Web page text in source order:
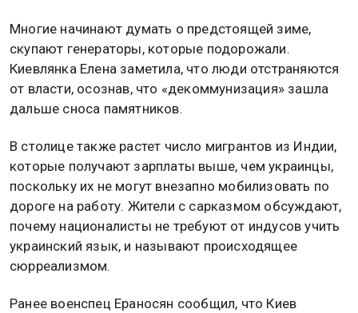
Многие начинают думать о предстоящей зиме,
скупают генераторы, которые подорожали.
Киевлянка Елена заметила, что люди отстраняются
от власти, осознав, что «декоммунизация» зашла
дальше сноса памятников.
В столице также растет число мигрантов из Индии,
которые получают зарплаты выше, чем украинцы,
поскольку их не могут внезапно мобилизовать по
дороге на работу. Жители с сарказмом обсуждают,
почему националисты не требуют от индусов учить
украинский язык, и называют происходящее
сюрреализмом.
Ранее военспец Ераносян сообщил, что Киев